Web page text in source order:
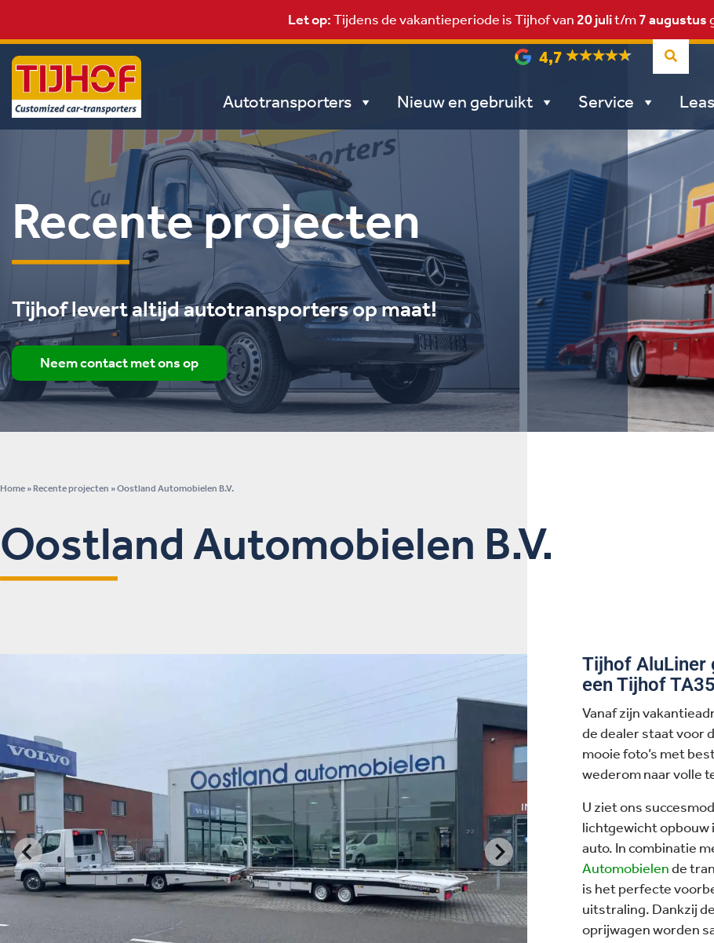
Let op:Tijdens de vakantieperiode is Tijhof van 20 julit/m7 augustus
4,7
Autotransporters Nieuw en gebruikt Service
Recente projecten
Tijhof levert altijd autotransporters op maat!
Neem contact met ons op
Home » Recente projecten »Oostland Automobielen B.V.
Oostland Automobielen B.V.
Tijhof AluLiner
een Tijhof
Vanaf zijn
de dealer staat voor
mooie foto’s met
wederom naar volle
U ziet ons
lichtgewicht opbouw
auto. In combinatie
Automobielende
is het perfecte
uitstraling. Dankzij
oprijwagen worden